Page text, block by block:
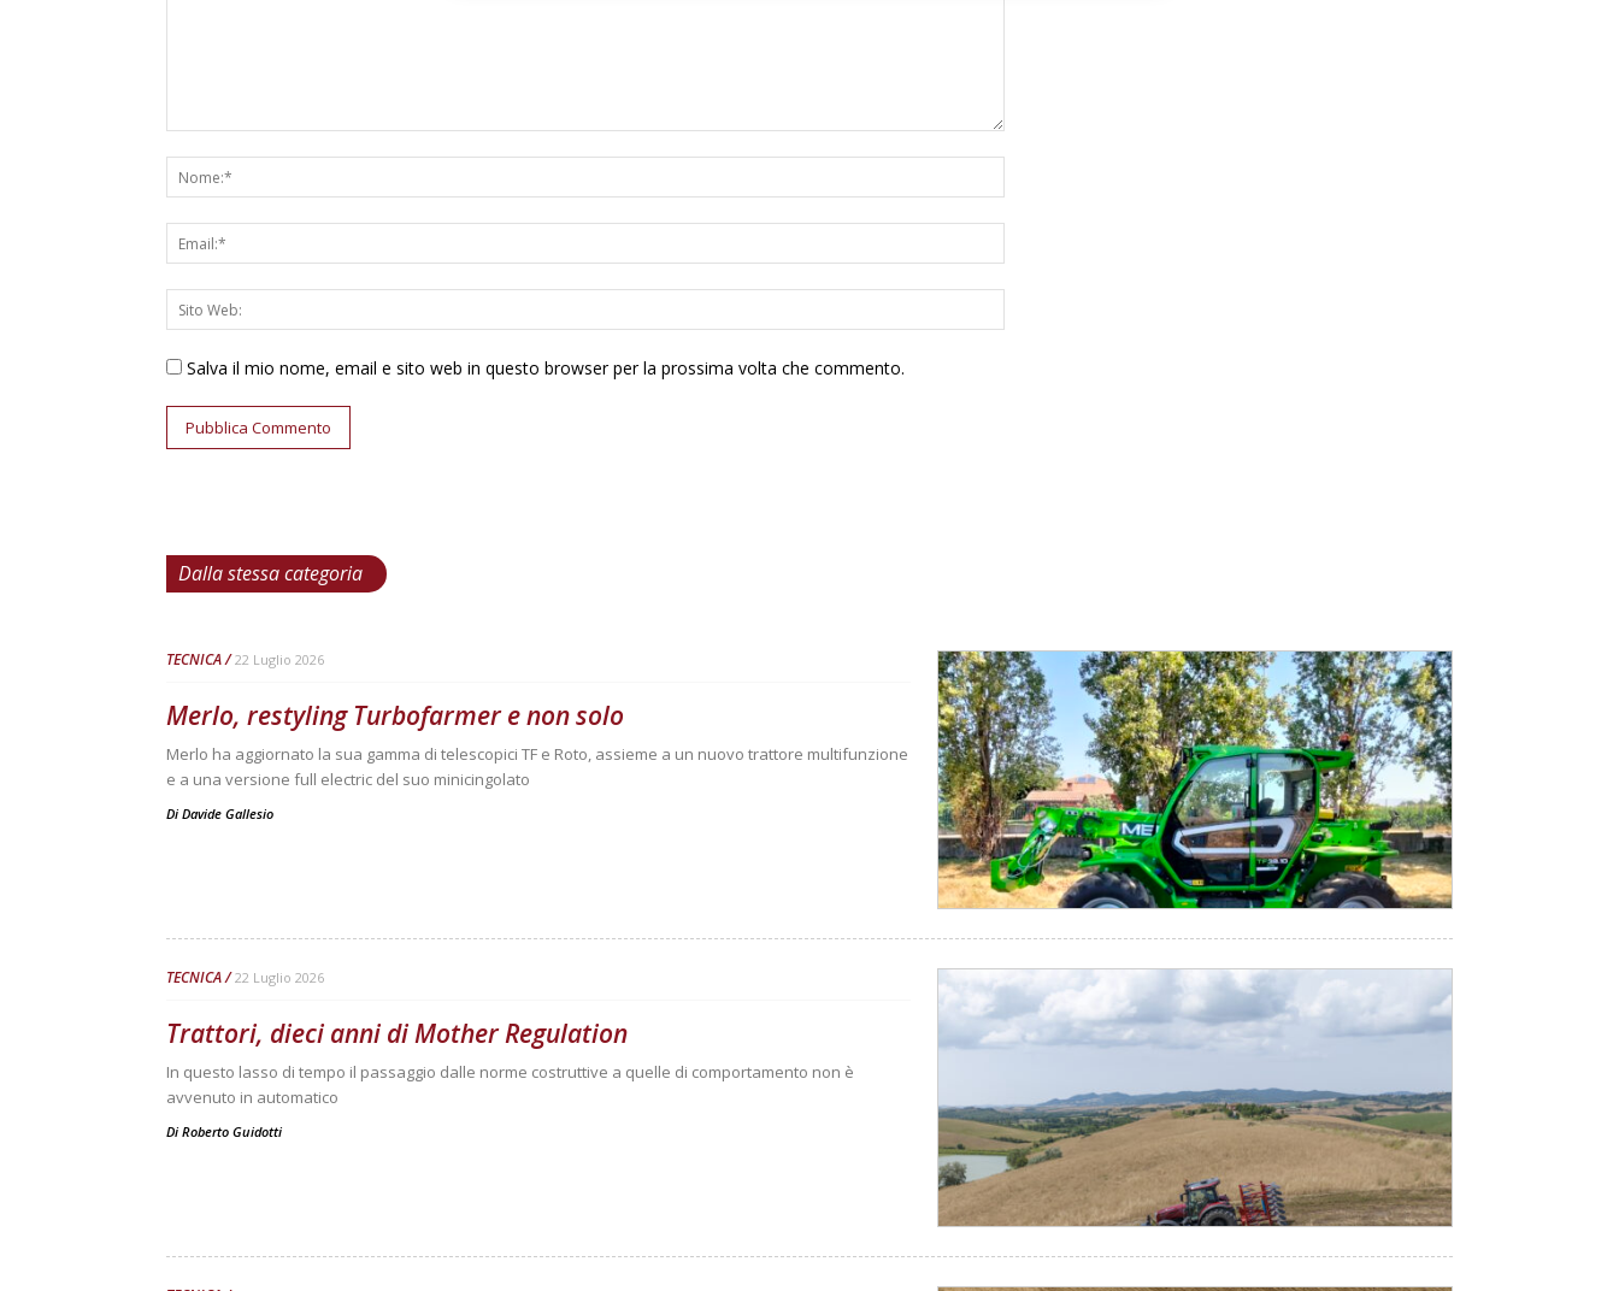
Salva il mio nome, email e sito web in questo browser per la prossima volta che commento.
Dalla stessa categoria
TECNICA 22 Luglio 2026
Merlo, restyling Turbofarmer e non solo
Merlo ha aggiornato la sua gamma di telescopici TF e Roto, assieme a un nuovo trattore multifunzione
e a una versione full electric del suo minicingolato
Di Davide Gallesio
TECNICA 22 Luglio 2026
Trattori, dieci anni di Mother Regulation
In questo lasso di tempo il passaggio dalle norme costruttive a quelle di comportamento non è
avvenuto in automatico
Di Roberto Guidotti